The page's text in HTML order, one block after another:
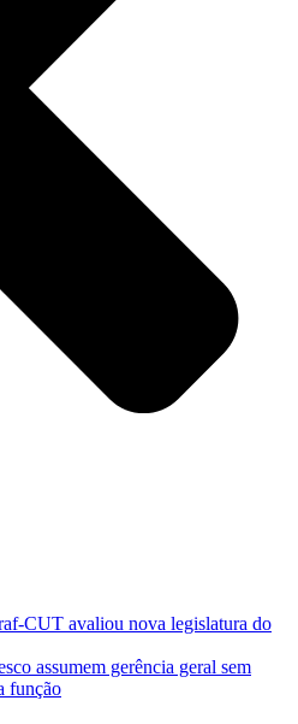
CUT avaliou nova legislatura do
assumem gerência geral sem
função